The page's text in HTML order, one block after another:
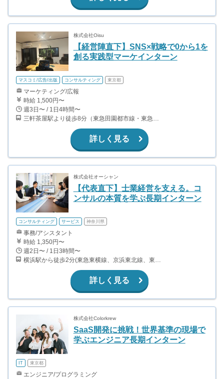
株式会社Oisu
【経営陣直下】SNS×戦略で0から1を
創る実践型マーケインターン
マスコミ/広告/出版 コンサルティング 東京都
マーケティング/広報
時給 1,500円〜
週3日〜 / 1日4時間〜
三軒茶屋駅より徒歩8分（東急田園都市線・東急世田谷線）
詳しく見る
株式会社オーシャン
【代表直下】士業経営を支える。コ
ンサルの本質を学ぶ長期インターン
コンサルティング サービス 神奈川県
事務/アシスタント
時給 1,350円〜
週2日〜 / 1日3時間〜
詳しく見る
株式会社Colorkrew
SaaS開発に挑戦！世界基準の現場で
学ぶエンジニア長期インターン
IT 東京都
エンジニア/プログラミング